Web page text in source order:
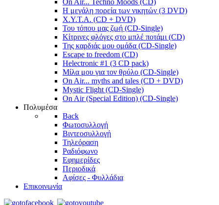
On Air... Techno Moods (CD)
Η μεγάλη πορεία των νικητών (3 DVD)
X.Y.T.A. (CD + DVD)
Του τόπου μας ζωή (CD-Single)
Κίτρινες φλόγες στο μπλέ ποτάμι (CD)
Της καρδιάς μου ομάδα (CD-Single)
Escape to freedom (CD)
Helectronic #1 (3 CD pack)
Μίλα μου για τον θρύλο (CD-Single)
On Air... myths and tales (CD + DVD)
Mystic Flight (CD-Single)
On Air (Special Edition) (CD-Single)
Πολυμέσα
Back
Φωτοσυλλογή
Βιντεοσυλλογή
Τηλεόραση
Ραδιόφωνο
Εφημερίδες
Περιοδικά
Αφίσες - Φυλλάδια
Επικοινωνία